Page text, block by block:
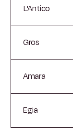
L'Antico
Gros
Amara
Egia